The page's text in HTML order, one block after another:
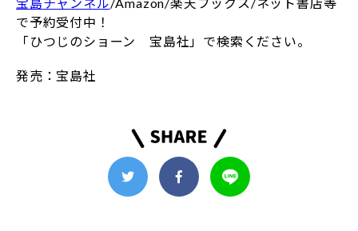
で予約受付中！
「ひつじのショーン 宝島社」で検索ください。
発売：宝島社